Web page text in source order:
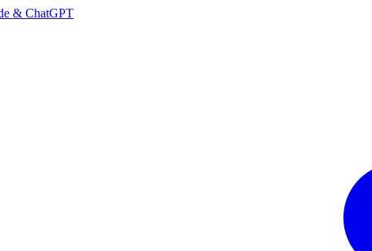
& ChatGPT